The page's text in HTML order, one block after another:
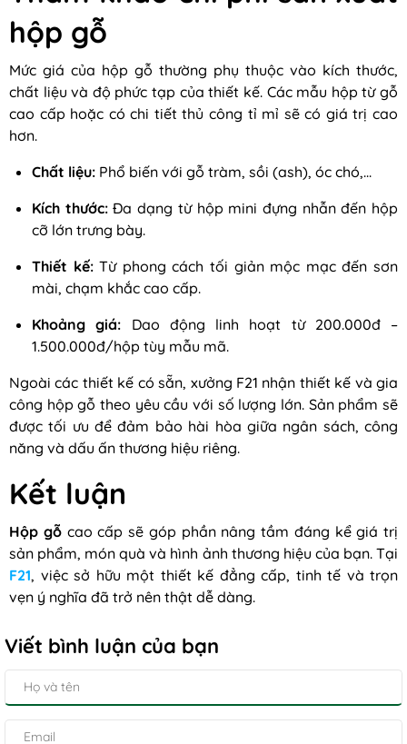
hộp gỗ
Mức giá của hộp gỗ thường phụ thuộc vào kích thước,
chất liệu và độ phức tạp của thiết kế. Các mẫu hộp từ gỗ
cao cấp hoặc có chi tiết thủ công tỉ mỉ sẽ có giá trị cao
hơn.
Chất liệu: Phổ biến với gỗ tràm, sồi (ash), óc chó,...
Kích thước:Đa dạng từ hộp mini đựng nhẫn đến hộp
cỡ lớn trưng bày.
Thiết kế:Từ phong cách tối giản mộc mạc đến sơn
mài, chạm khắc cao cấp.
Khoảng giá: Dao động linh hoạt từ 200.000đ –
1.500.000đ/hộp tùy mẫu mã.
Ngoài các thiết kế có sẵn, xưởng F21 nhận thiết kế và gia
công hộp gỗ theo yêu cầu với số lượng lớn. Sản phẩm sẽ
được tối ưu để đảm bảo hài hòa giữa ngân sách, công
năng và dấu ấn thương hiệu riêng.
Kết luận
Hộp gỗcao cấp sẽ góp phần nâng tầm đáng kể giá trị
sản phẩm, món quà và hình ảnh thương hiệu của bạn. Tại
F21, việc sở hữu một thiết kế đẳng cấp, tinh tế và trọn
vẹn ý nghĩa đã trở nên thật dễ dàng.
Viết bình luận của bạn